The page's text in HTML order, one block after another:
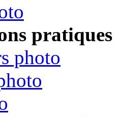
pratiques
photo